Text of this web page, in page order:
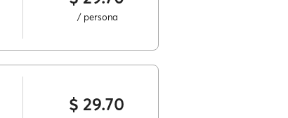
/ persona
$ 29.70